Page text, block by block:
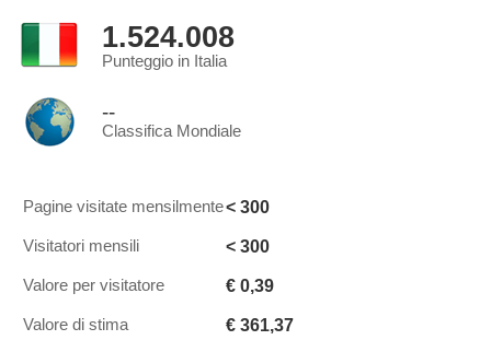
1.524.008
Punteggio in Italia
--
Classifica Mondiale
Pagine visitate mensilmente< 300
Visitatori mensili < 300
Valore per visitatore € 0,39
Valore di stima € 361,37